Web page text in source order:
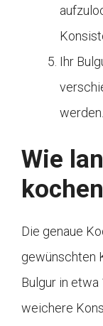
Ihr
werden.
Wie
kochen
Die genaue
gewünschten
Bulgur in
weichere